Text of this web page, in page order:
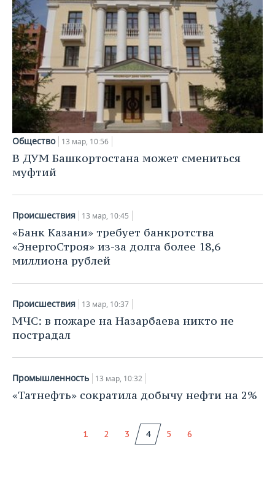
Общество 13 мар, 10:56
В ДУМ Башкортостана может смениться
муфтий
Происшествия 13 мар, 10:45
«Банк Казани» требует банкротства
«ЭнергоСтроя» из-за долга более 18,6
миллиона рублей
Происшествия 13 мар, 10:37
МЧС: в пожаре на Назарбаева никто не
пострадал
Промышленность 13 мар, 10:32
«Татнефть» сократила добычу нефти на 2%
1 2 3 4 5 6